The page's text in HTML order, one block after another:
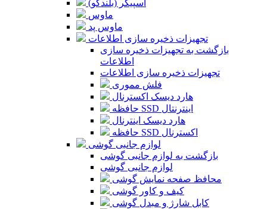
اسپیکر (بلندگو)
ماوس
ماوس پد
تجهیزات ذخیره سازی اطلاعات
بازگشت به تجهیزات ذخیره سازی
اطلاعات
تجهیزات ذخیره سازی اطلاعات
فلش مموری
هارد دیسک اکسترنال
حافظه SSD اینترنتال
هارد دیسک اینترنال
حافظه SSD اکسترنال
لوازم جانبی گوشی
بازگشت به لوازم جانبی گوشی
لوازم جانبی گوشی
محافظ صفحه نمایش گوشی
کیف و کاور گوشی
کابل شارژ و مبدل گوشی